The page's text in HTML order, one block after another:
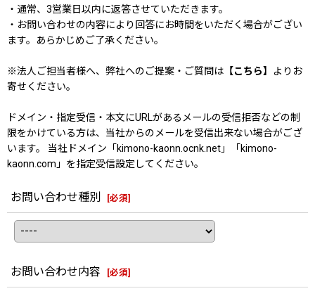
・通常、3営業日以内に返答させていただきます。
・お問い合わせの内容により回答にお時間をいただく場合がござい
ます。あらかじめご了承ください。
※法人ご担当者様へ、弊社へのご提案・ご質問は 【こちら】
よりお
寄せください。
ドメイン・指定受信・本文にURLがあるメールの受信拒否などの制
限をかけている方は、当社からのメールを受信出来ない場合がござ
います。 当社ドメイン「kimono-kaonn.ocnk.net」「kimono-
kaonn.com」を指定受信設定してください。
お問い合わせ種別 [必須]
お問い合わせ内容 [必須]